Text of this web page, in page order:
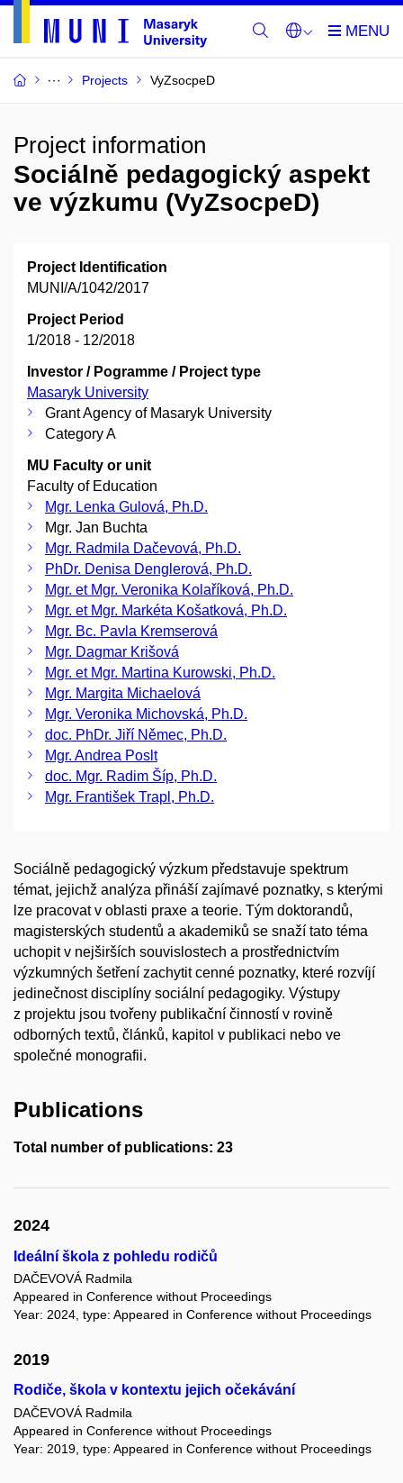
Projects VyZsocpeD
Project information
Sociálně pedagogický aspekt
ve výzkumu (VyZsocpeD)
Project Identification
MUNI/A/1042/2017
Project Period
1/2018 - 12/2018
Investor / Pogramme / Project type
Masaryk University
Grant Agency of Masaryk University
Category A
MU Faculty or unit
Faculty of Education
Mgr. Lenka Gulová, Ph.D.
Mgr. Jan Buchta
Mgr. Radmila Dačevová, Ph.D.
PhDr. Denisa Denglerová, Ph.D.
Mgr. et Mgr. Veronika Kolaříková, Ph.D.
Mgr. et Mgr. Markéta Košatková, Ph.D.
Mgr. Bc. Pavla Kremserová
Mgr. Dagmar Krišová
Mgr. et Mgr. Martina Kurowski, Ph.D.
Mgr. Margita Michaelová
Mgr. Veronika Michovská, Ph.D.
doc. PhDr. Jiří Němec, Ph.D.
Mgr. Andrea Poslt
doc. Mgr. Radim Šíp, Ph.D.
Mgr. František Trapl, Ph.D.
Sociálně pedagogický výzkum představuje spektrum
témat, jejichž analýza přináší zajímavé poznatky, s kterými
lze pracovat v oblasti praxe a teorie. Tým doktorandů,
magisterských studentů a akademiků se snaží tato téma
uchopit v nejširších souvislostech a prostřednictvím
výzkumných šetření zachytit cenné poznatky, které rozvíjí
jedinečnost disciplíny sociální pedagogiky. Výstupy
z projektu jsou tvořeny publikační činností v rovině
odborných textů, článků, kapitol v publikaci nebo ve
společné monografii.
Publications
Total number of publications: 23
2024
Ideální škola z pohledu rodičů
DAČEVOVÁ Radmila
Appeared in Conference without Proceedings
Year: 2024, type: Appeared in Conference without Proceedings
2019
Rodiče, škola v kontextu jejich očekávání
DAČEVOVÁ Radmila
Appeared in Conference without Proceedings
Year: 2019, type: Appeared in Conference without Proceedings